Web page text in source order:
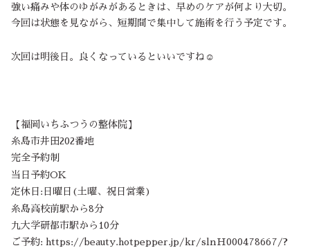
強い痛みや体のゆがみがあるときは、早めのケアが何より大切。
今回は状態を見ながら、短期間で集中して施術を行う予定です。
次回は明後日。良くなっているといいですね☺️
【福岡いちふつうの整体院】
糸島市井田202番地
完全予約制
当日予約OK
定休日:日曜日(土曜、祝日営業)
糸島高校前駅から8分
九大学研都市駅から10分
ご予約: https://beauty.hotpepper.jp/kr/slnH000478667/?